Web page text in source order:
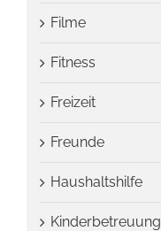
Filme
Fitness
Freizeit
Freunde
Haushaltshilfe
Kinderbetreuung